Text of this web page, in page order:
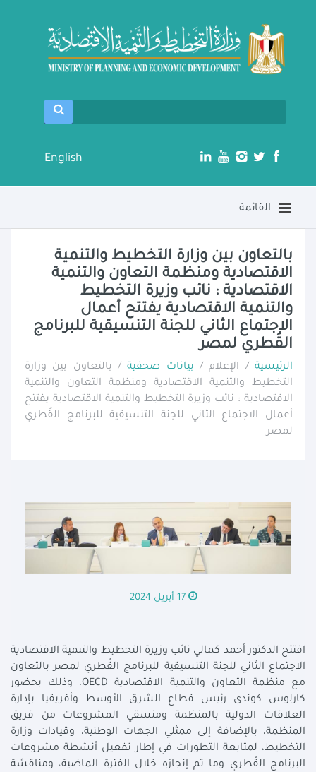
English
القائمة
بالتعاون بين وزارة التخطيط والتنمية
الاقتصادية ومنظمة التعاون والتنمية
الاقتصادية : نائب وزيرة التخطيط
والتنمية الاقتصادية يفتتح أعمال
الاجتماع الثاني للجنة التنسيقية للبرنامج
القُطري لمصر
الرئيسية/ الإعلام / بيانات صحفية/ بالتعاون بين وزارة
التخطيط والتنمية الاقتصادية ومنظمة التعاون والتنمية
الاقتصادية : نائب وزيرة التخطيط والتنمية الاقتصادية يفتتح
أعمال الاجتماع الثاني للجنة التنسيقية للبرنامج القُطري
لمصر
17 أبريل 2024
افتتح الدكتور أحمد كمالي نائب وزيرة التخطيط والتنمية الاقتصادية
الاجتماع الثاني للجنة التنسيقية للبرنامج القُطري لمصر بالتعاون
مع منظمة التعاون والتنمية الاقتصادية OECD، وذلك بحضور
كارلوس كوندى رئيس قطاع الشرق الأوسط وأفريقيا بإدارة
العلاقات الدولية بالمنظمة ومنسقي المشروعات من فريق
المنظمة، بالإضافة إلى ممثلي الجهات الوطنية، وقيادات وزارة
التخطيط، لمتابعة التطورات في إطار تفعيل أنشطة مشروعات
البرنامج القُطري وما تم إنجازه خلال الفترة الماضية، ومناقشة